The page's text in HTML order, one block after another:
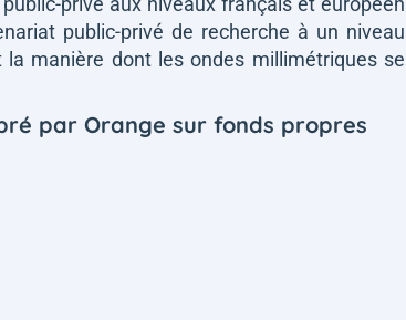
public-privé de recherche à un niveau
manière dont les ondes millimétriques se
par Orange sur fonds propres